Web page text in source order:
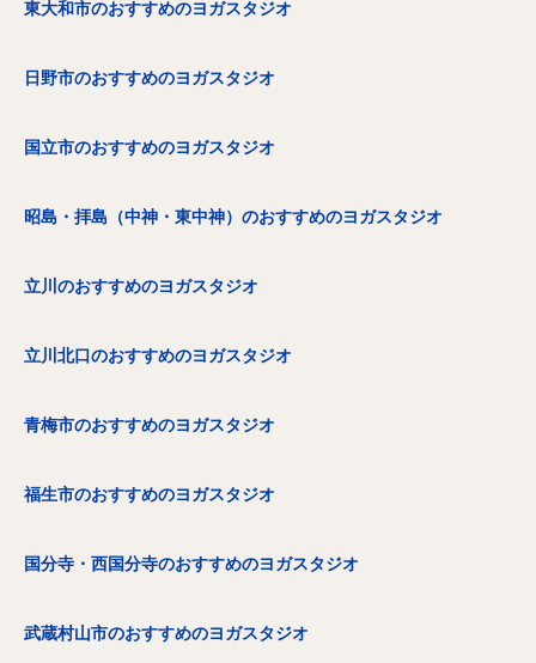
東大和市のおすすめのヨガスタジオ
日野市のおすすめのヨガスタジオ
国立市のおすすめのヨガスタジオ
昭島・拝島（中神・東中神）のおすすめのヨガスタジオ
立川のおすすめのヨガスタジオ
立川北口のおすすめのヨガスタジオ
青梅市のおすすめのヨガスタジオ
福生市のおすすめのヨガスタジオ
国分寺・西国分寺のおすすめのヨガスタジオ
武蔵村山市のおすすめのヨガスタジオ